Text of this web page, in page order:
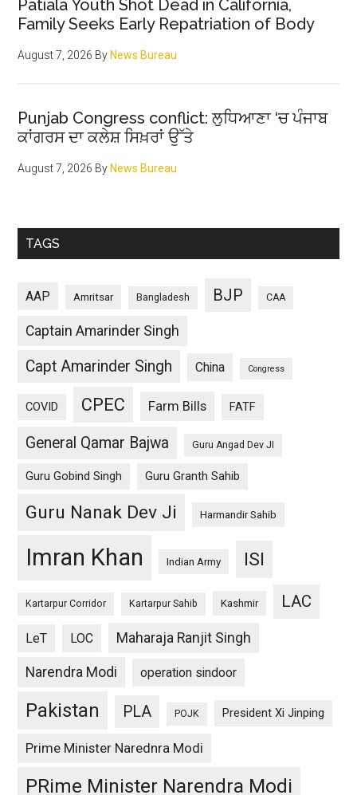
Patiala Youth Shot Dead in California,
Family Seeks Early Repatriation of Body
August 7, 2026 By News Bureau
Punjab Congress conflict: ਲੁਧਿਆਣਾ ‘ਚ ਪੰਜਾਬ
ਕਾਂਗਰਸ ਦਾ ਕਲੇਸ਼ ਸਿਖ਼ਰਾਂ ਉੱਤੇ
August 7, 2026 By News Bureau
TAGS
AAP Amritsar Bangladesh BJP CAA
Captain Amarinder Singh
Capt Amarinder Singh China Congress
COVID CPEC Farm Bills FATF
General Qamar Bajwa Guru Angad Dev JI
Guru Gobind Singh Guru Granth Sahib
Guru Nanak Dev Ji Harmandir Sahib
Imran Khan Indian Army ISI
Kartarpur Corridor Kartarpur Sahib Kashmir LAC
LeT LOC Maharaja Ranjit Singh
Narendra Modi operation sindoor
Pakistan PLA POJK President Xi Jinping
Prime Minister Narednra Modi
PRime Minister Narendra Modi